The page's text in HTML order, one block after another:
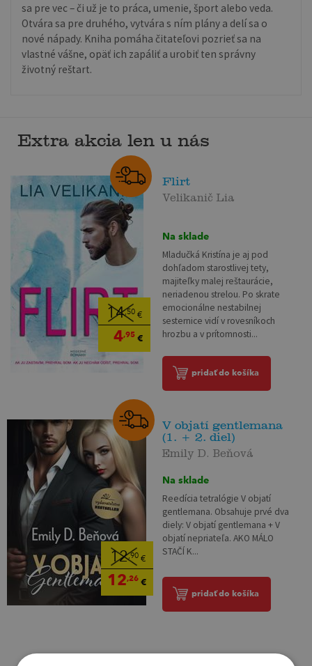
sa pre vec – či už je to práca, umenie, šport alebo veda.
Otvára sa pre druhého, vytvára s ním plány a delí sa o
nové nápady. Kniha pomáha čitateľovi pozrieť sa na
vlastné vášne, opäť ich zapáliť a urobiť ten správny
životný reštart.
Extra akcia len u nás
14,50 €
4,95 €
Flirt
Velikanič Lia
Na sklade
Mladučká Kristína je aj pod
dohľadom starostlivej tety,
majiteľky malej reštaurácie,
neriadenou strelou. Po skrate
emocionálne nestabilnej
sesternice vidí v rovesníkoch
hrozbu a v prítomnosti...
pridať do košíka
12,90€
12,26€
V objatí gentlemana
(1. + 2. diel)
Emily D. Beňová
Na sklade
Reedícia tetralógie V objatí
gentlemana. Obsahuje prvé dva
diely: V objatí gentlemana + V
objatí nepriateľa. AKO MÁLO
STAČÍ K...
pridať do košíka